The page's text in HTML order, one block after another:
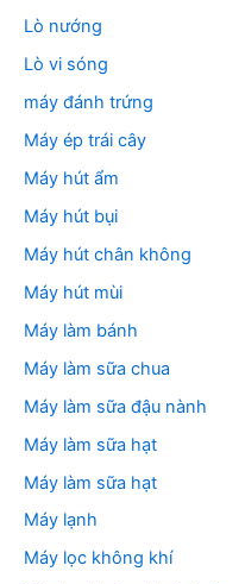
Lò nướng
Lò vi sóng
máy đánh trứng
Máy ép trái cây
Máy hút ẩm
Máy hút bụi
Máy hút chân không
Máy hút mùi
Máy làm bánh
Máy làm sữa chua
Máy làm sữa đậu nành
Máy làm sữa hạt
Máy làm sữa hạt
Máy lạnh
Máy lọc không khí